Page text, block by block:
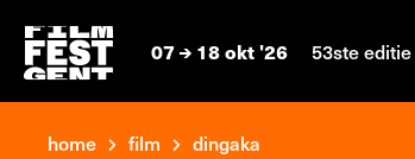
07 18 okt '26 53ste editie
home film dingaka